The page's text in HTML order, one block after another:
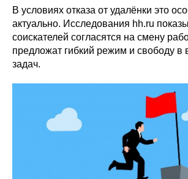
В условиях отказа от удалёнки это
актуально. Исследования hh.ru
соискателей согласятся на смену
предложат гибкий режим и свободу в
задач.